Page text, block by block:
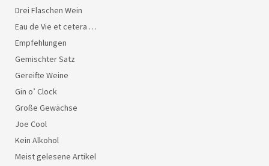
Drei Flaschen Wein
Eau de Vie et cetera …
Empfehlungen
Gemischter Satz
Gereifte Weine
Gin o’ Clock
Große Gewächse
Joe Cool
Kein Alkohol
Meist gelesene Artikel